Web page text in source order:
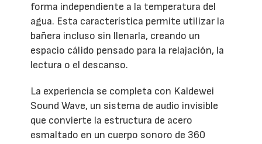
forma independiente a la temperatura del
agua. Esta característica permite utilizar la
bañera incluso sin llenarla, creando un
espacio cálido pensado para la relajación, la
lectura o el descanso.
La experiencia se completa con Kaldewei
Sound Wave, un sistema de audio invisible
que convierte la estructura de acero
esmaltado en un cuerpo sonoro de 360